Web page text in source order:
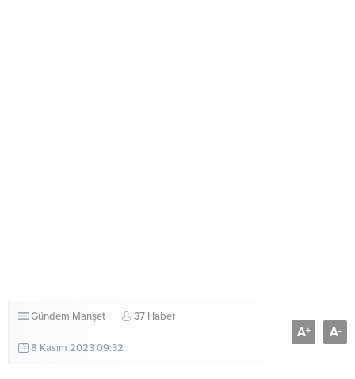
Gündem Manşet 37 Haber
8 Kasım 2023 09:32
A+ A-